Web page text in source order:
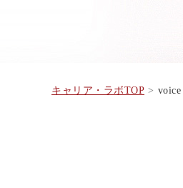
キャリア・ラボTOP voice